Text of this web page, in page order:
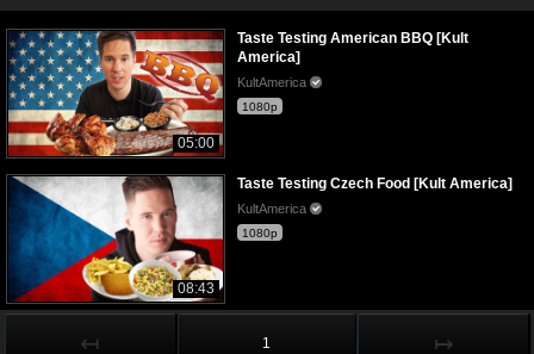
05:00
Taste Testing American BBQ [Kult
America]
KultAmerica
1080p
08:43
Taste Testing Czech Food [Kult America]
KultAmerica
1080p
↤ 1 ↦